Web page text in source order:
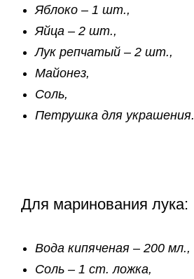
Яблоко – 1 шт.,
Яйца – 2 шт.,
Лук репчатый – 2 шт.,
Майонез,
Соль,
Петрушка для украшения.
Для маринования лука:
Вода кипяченая – 200 мл.,
Соль – 1 ст. ложка,